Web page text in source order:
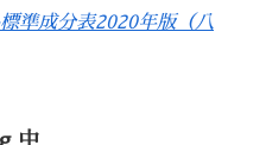
準成分表2020年版（八
中